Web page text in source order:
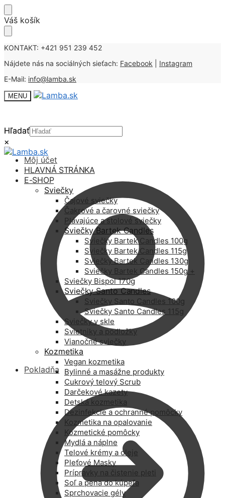
Skip
to
Skip
to
Váš košík
KONTAKT: +421 951 239 452
Nájdete nás na sociálných sieťach: Facebook
Instagram
E-Mail: info@lamba.sk
MENU
Hľadať
×
Môj účet
Pokladňa
Hľadať
×
HLAVNÁ STRÁNKA
E-SHOP
Sviečky
Čajové sviečky
Čakrové a čarovné sviečky
Plávajúce a stolové sviečky
Sviečky Bartek Candles
Sviečky Bartek Candles 100g
Sviečky Bartek Candles 115g
Sviečky Bartek Candles 130g
Sviečky Bartek Candles 150g +
Sviečky Bispol 170g
Sviečky Santo Candles
Sviečky Santo Candles 100g
Sviečky Santo Candles 115g
Sviečky v skle
Svietniky a podložky
Vianočné sviečky
Kozmetika
Vegan kozmetika
Bylinné a masážne produkty
Cukrový telový Scrub
Darčekové kazety
Detská kozmetika
Dezinfekcie a ochranné pomôcky
Kozmetika na opalovanie
Kozmetické pomôcky
Mydlá a náplne
Telové krémy a oleje
Pleťové Masky
Prípravky na čistenie pleti
Soľ a pena do kúpeľa
Sprchovacie gély